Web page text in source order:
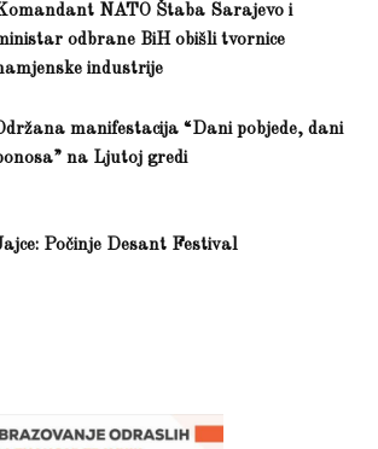
NATO Štaba Sarajevo i
odbrane BiH obišli tvornice
industrije
manifestacija “Dani pobjede, dani
na Ljutoj gredi
Počinje Desant Festival